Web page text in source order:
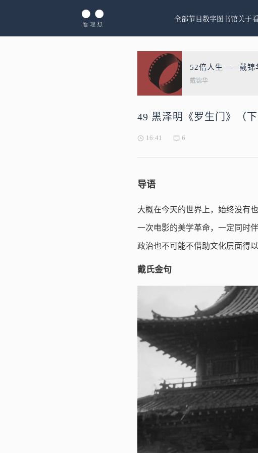
全部节目数字图书馆关于
52倍人生——戴锦
戴锦华
49 黑泽明《罗生门》（
16:41 6
导语
大概在今天的世界上，始终没有
一次电影的美学革命，一定同时
政治也不可能不借助文化层面得以
戴氏金句